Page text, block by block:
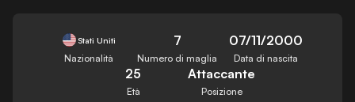
Stati Uniti
Nazionalità
7
Numero di maglia
07/11/2000
Data di nascita
25
Età
Attaccante
Posizione